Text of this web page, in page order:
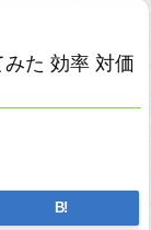
た 効率 対価
B!